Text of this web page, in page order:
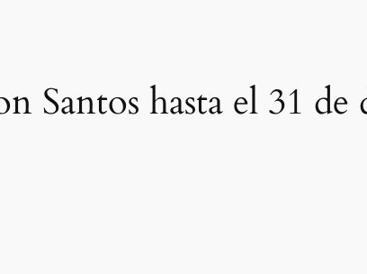
Santos hasta el 31 de